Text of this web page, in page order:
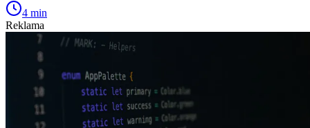
4 min
Reklama